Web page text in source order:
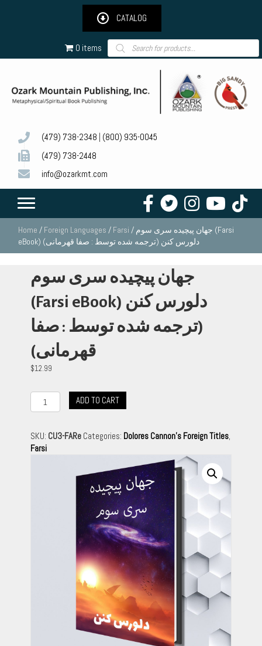
CATALOG
0 items Products
search
(479) 738-2348 (800) 935-0045
(479) 738-2448
info@ozarkmt.com
Home / Foreign Languages / Farsi / جهان پیچیده سری سوم (Farsi
eBook) دلورس کنن (ترجمه شده توسط : صفا قهرمانی)
جهان پیچیده سری سوم
(Farsi eBook) دلورس کنن
(ترجمه شده توسط : صفا
قهرمانی)
$12.99
جهان
پیچیده
سوم
(Farsi
ADD TO CART
SKU: CU3-FARe Categories: Dolores Cannon's Foreign Titles,
Farsi